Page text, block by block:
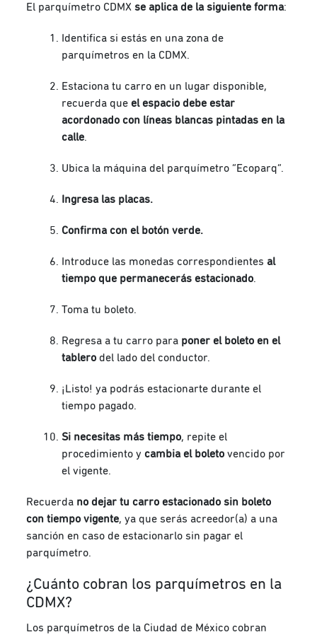
El parquímetro CDMX se aplica de la siguiente forma:
Identifica si estás en una zona de
parquímetros en la CDMX.
Estaciona tu carro en un lugar disponible,
recuerda queel espacio debe estar
acordonado con líneas blancas pintadas en la
calle.
Ubica la máquina del parquímetro “Ecoparq”.
Ingresa las placas.
Confirma con el botón verde.
Introduce las monedas correspondientes al
tiempo que permanecerás estacionado.
Toma tu boleto.
Regresa a tu carro para poner el boleto en el
tablero del lado del conductor.
¡Listo! ya podrás estacionarte durante el
tiempo pagado.
Si necesitas más tiempo, repite el
procedimiento ycambia el boleto vencido por
el vigente.
Recuerda no dejar tu carro estacionado sin boleto
con tiempo vigente, ya que serás acreedor(a) a una
sanción en caso de estacionarlo sin pagar el
parquímetro.
¿Cuánto cobran los parquímetros en la
CDMX?
Los parquímetros de la Ciudad de México cobran